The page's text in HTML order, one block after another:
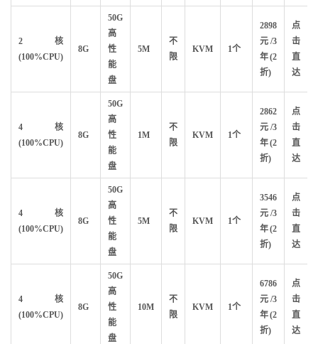
2核
(100%CPU)
8G
50G
高
性
能
盘
5M
不
限
KVM 1个
2898
元/3
年(2
折)
点
击
直
达
4核
(100%CPU)
8G
50G
高
性
能
盘
1M
不
限
KVM 1个
2862
元/3
年(2
折)
点
击
直
达
4核
(100%CPU)
8G
50G
高
性
能
盘
5M
不
限
KVM 1个
3546
元/3
年(2
折)
点
击
直
达
4核
(100%CPU)
8G
50G
高
性
能
盘
10M
不
限
KVM 1个
6786
元/3
年(2
折)
点
击
直
达